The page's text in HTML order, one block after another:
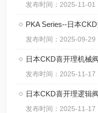
发布时间：2025-11-01
发布时间：2025-09-29
日本CKD喜开理机械
发布时间：2025-11-17
日本CKD喜开理逻辑
发布时间：2025-11-17